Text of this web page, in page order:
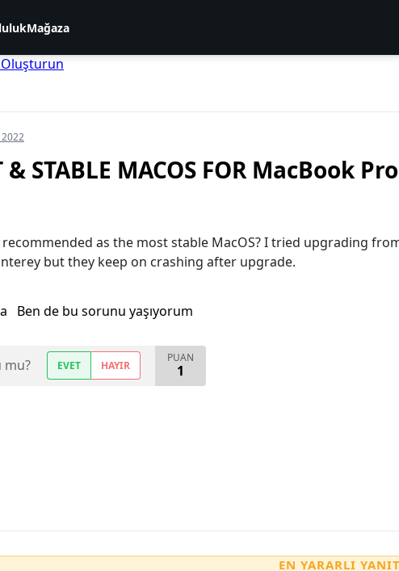
Mağaza
2022
& STABLE MACOS FOR MacBook
recommended as the most stable MacOS? I tried upgrading
but they keep on crashing after upgrade.
Ben de bu sorunu yaşıyorum
mu? EVET HAYIR
PUAN
1
EN YARARLI YANIT